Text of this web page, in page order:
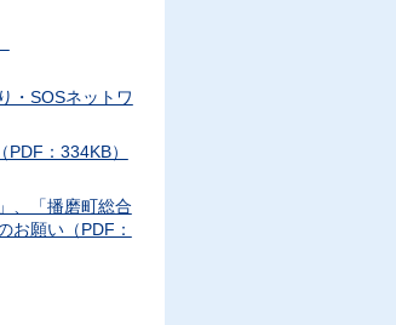
・SOSネットワ
：334KB）
、「播磨町総合
お願い（PDF：